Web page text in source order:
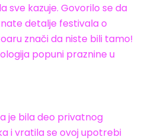
sve kazuje. Govorilo se da
detalje festivala o
znači da niste bili tamo!
popuni praznine u
je bila deo privatnog
i vratila se ovoj upotrebi